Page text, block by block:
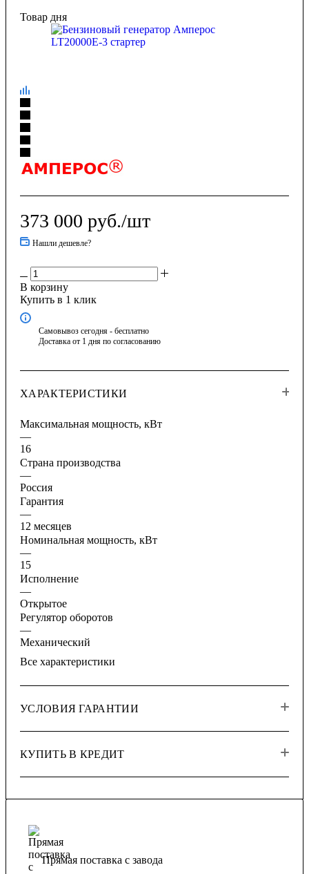
Товар дня
373 000 руб./шт
Нашли дешевле?
В корзину
Купить в 1 клик
Самовывоз сегодня - бесплатно
Доставка от 1 дня по согласованию
ХАРАКТЕРИСТИКИ
Максимальная мощность, кВт
—
16
Страна производства
—
Россия
Гарантия
—
12 месяцев
Номинальная мощность, кВт
—
15
Исполнение
—
Открытое
Регулятор оборотов
—
Механический
Все характеристики
УСЛОВИЯ ГАРАНТИИ
КУПИТЬ В КРЕДИТ
Прямая поставка с завода